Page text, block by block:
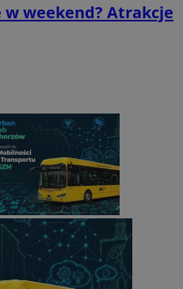
w weekend? Atrakcje